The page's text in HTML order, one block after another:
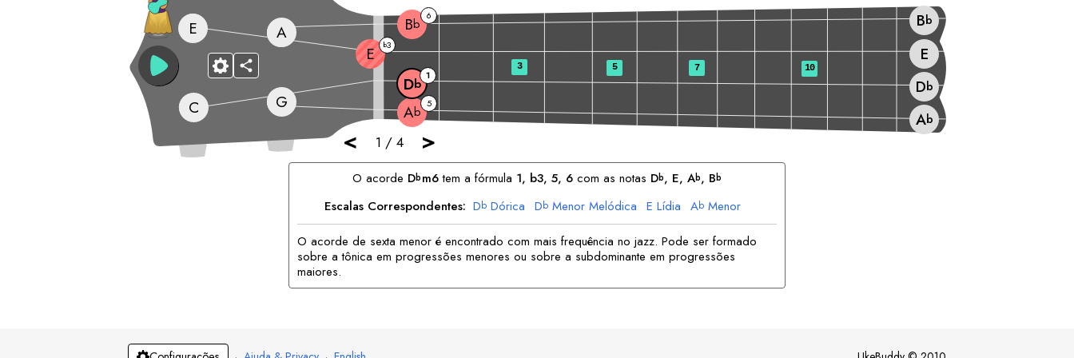
< 1 / 4 >
G Ab 5
Ab
C
Db 1
Db
E
E
b3 E
A Bb 6 Bb
3 5 7 10
O acorde Dbm6tem a fórmula 1, b3, 5, 6 com as notas Db, E, Ab, Bb
Escalas Correspondentes: Db Dórica Db Menor Melódica E Lídia Ab Menor
A Menor Harmônica B Lócria B Blues
O acorde de sexta menor é encontrado com mais frequência no jazz. Pode ser formado
sobre a tônica em progressões menores ou sobre a subdominante em progressões
maiores.